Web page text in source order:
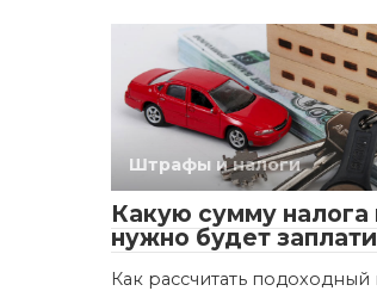
Штрафы и налоги
Какую сумму налога
нужно будет
Как рассчитать